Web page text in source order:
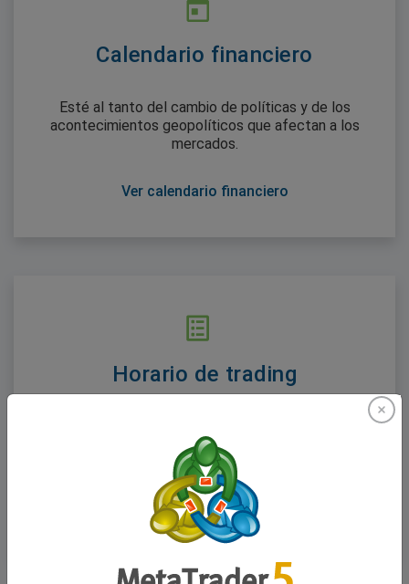
Calendario financiero
Esté al tanto del cambio de políticas y de los
acontecimientos geopolíticos que afectan a los
mercados.
Ver calendario financiero
Horario de trading
volatilidad y la estabilidad de los precios se ven
muy afectadas por los horarios de trading.
Ver horario de trading